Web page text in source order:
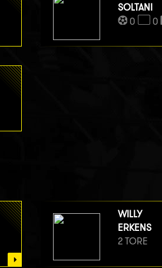
SOLTANI
0
0
WILLY
ERKENS
2 TORE